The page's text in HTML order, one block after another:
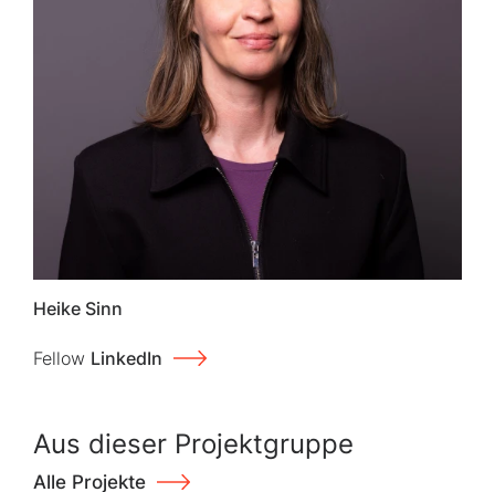
Heike Sinn
Fellow LinkedIn
Aus dieser Projektgruppe
Alle Projekte